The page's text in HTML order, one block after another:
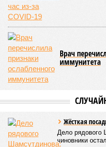
Врач
иммунитета
Жёсткaя
Дело рядового
чиновники